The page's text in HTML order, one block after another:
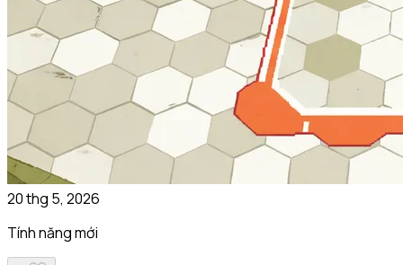
20 thg 5, 2026
Tính năng mới